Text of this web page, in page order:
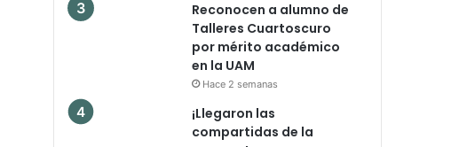
Reconocen a alumno de
Talleres Cuartoscuro
por mérito académico
en la UAM
Hace 2 semanas
¡Llegaron las
compartidas de la